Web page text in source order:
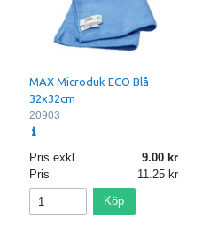
MAX Microduk ECO Blå
32x32cm
20903
Pris exkl.
9.00
Pris
11.25
Köp